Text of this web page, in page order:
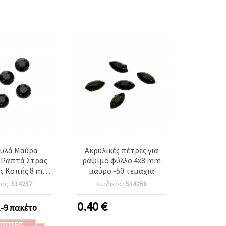
Μαύρα
Ραπτά Στρας
Κοπής 8 mm
για Ραπτική,
Στολές,
& DIY
514257
9 πακέτο
Ακρυλικές πέτρες για
ράψιμο φύλλο 4x8 mm
μαύρο -50 τεμάχια
Κωδικός:514258
0.40€